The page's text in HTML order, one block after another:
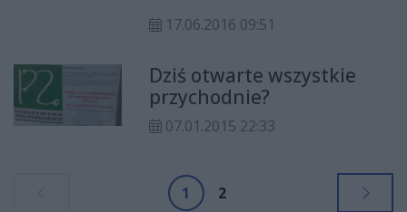
pacjentów. Narodowy Fundusz
sprawie poszerzonego kontraktu
ze szpitalem. Umowa pozwoli na
leczenie pacjentów z chorobami
17.06.2016 09:51
Dziś otwarte wszystkie
przychodnie?
07.01.2015 22:33
1 2